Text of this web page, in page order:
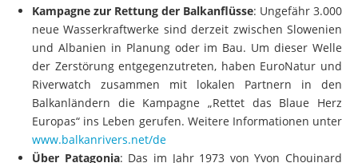
neue Wasserkraftwerke sind derzeit zwischen Slowenien
und Albanien in Planung oder im Bau. Um dieser Welle
der Zerstörung entgegenzutreten, haben EuroNatur und
Riverwatch zusammen mit lokalen Partnern in den
Balkanländern die Kampagne „Rettet das Blaue Herz
Europas“ ins Leben gerufen. Weitere Informationen unter
www.balkanrivers.net/de
Über Patagonia: Das im Jahr 1973 von Yvon Chouinard